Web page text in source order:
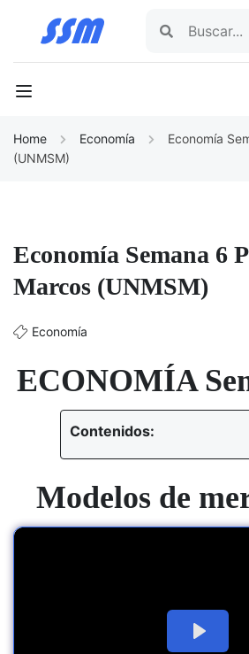
Home Economía
Economía
(UNMSM)
Economía Semana 6
Marcos (UNMSM)
Economía
ECONOMÍA
Contenidos:
Modelos de